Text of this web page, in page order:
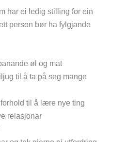
har ei ledig stilling for ein
person bør ha fylgjande
øl og mat
til å ta på seg mange
til å lære nye ting
relasjonar